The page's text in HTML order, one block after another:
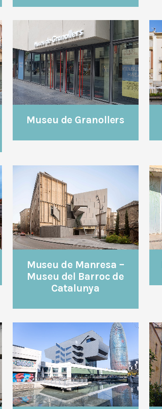
VEURE
Museu de Granollers
VEURE
Museu de Manresa –
Museu del Barroc de
Catalunya
VEURE